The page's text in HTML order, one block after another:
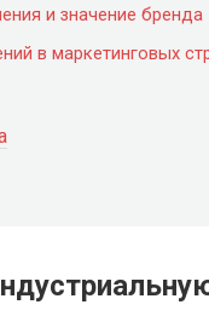
и значение бренда
в маркетинговых